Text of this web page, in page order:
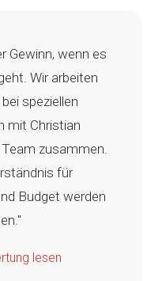
Gewinn, wenn es
Wir arbeiten
speziellen
mit Christian
zusammen.
für
Budget werden
lesen